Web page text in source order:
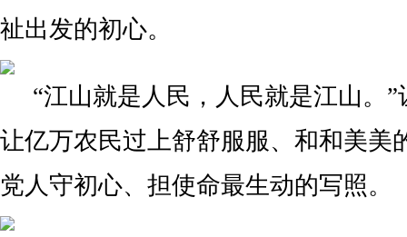
祉出发的初心。
“江山就是人民，人民就是江山。
让亿万农民过上舒舒服服、和和美美
党人守初心、担使命最生动的写照。